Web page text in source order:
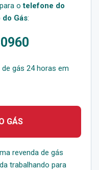
otelefone do
Gás:
gás 24 horas em
GÁS
revenda de gás
trabalhando para